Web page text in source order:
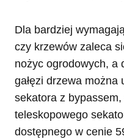
Dla bardziej
czy krzewów zaleca
nożyc ogrodowych, a
gałęzi drzewa
sekatora z
teleskopowego
dostępnego w cenie